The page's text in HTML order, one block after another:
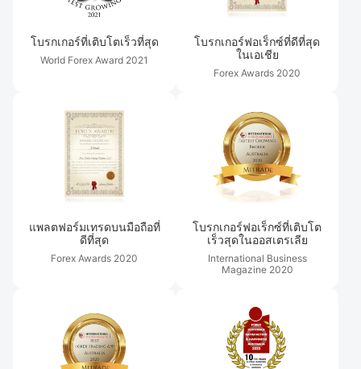
โบรกเกอร์ที่เติบโตเร็วที่สุด
World Forex Award 2021
โบรกเกอร์ฟอเร็กซ์ที่ดีที่สุด
ในเอเชีย
Forex Awards 2020
แพลตฟอร์มเทรดบนมือถือที่
ดีที่สุด
Forex Awards 2020
โบรกเกอร์ฟอเร็กซ์ที่เติบโต
เร็วสุดในออสเตรเลีย
International Business
Magazine2020